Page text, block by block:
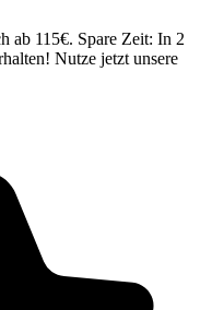
ab 115€. Spare Zeit: In 2
Nutze jetzt unsere